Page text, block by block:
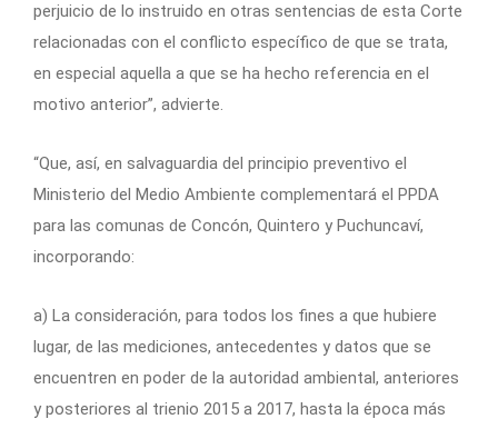
perjuicio de lo instruido en otras sentencias de esta Corte
relacionadas con el conflicto específico de que se trata,
en especial aquella a que se ha hecho referencia en el
motivo anterior”, advierte.
“Que, así, en salvaguardia del principio preventivo el
Ministerio del Medio Ambiente complementará el PPDA
para las comunas de Concón, Quintero y Puchuncaví,
incorporando:
a) La consideración, para todos los fines a que hubiere
lugar, de las mediciones, antecedentes y datos que se
encuentren en poder de la autoridad ambiental, anteriores
y posteriores al trienio 2015 a 2017, hasta la época más